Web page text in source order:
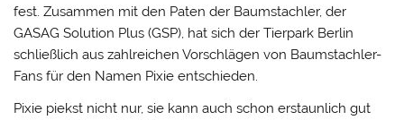
fest. Zusammen mit den Paten der Baumstachler, der
GASAG Solution Plus (GSP), hat sich der Tierpark Berlin
schließlich aus zahlreichen Vorschlägen von Baumstachler-
Fans für den Namen Pixie entschieden.
Pixie piekst nicht nur, sie kann auch schon erstaunlich gut